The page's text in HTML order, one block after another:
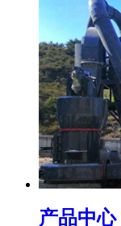
产品中